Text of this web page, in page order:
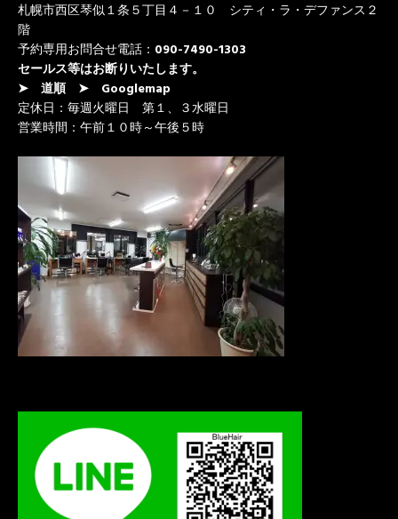
札幌市西区琴似１条５丁目４－１０ シティ・ラ・デファンス２
階
予約専用お問合せ電話： 090-7490-1303
セールス等はお断りいたします。
➤ 道順
➤ Googlemap
定休日：毎週火曜日 第１、３水曜日
営業時間：午前１０時～午後５時